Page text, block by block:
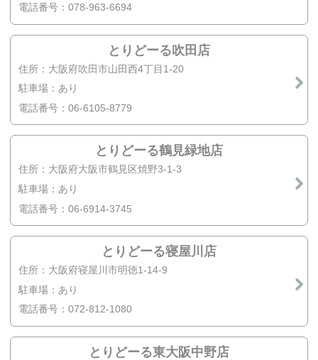
電話番号：078-963-6694
とりどーる吹田店
住所：大阪府吹田市山田西4丁目1-20
駐車場：あり
電話番号：06-6105-8779
とりどーる鶴見緑地店
住所：大阪府大阪市鶴見区焼野3-1-3
駐車場：あり
電話番号：06-6914-3745
とりどーる寝屋川店
住所：大阪府寝屋川市明徳1-14-9
駐車場：あり
電話番号：072-812-1080
とりどーる東大阪中野店